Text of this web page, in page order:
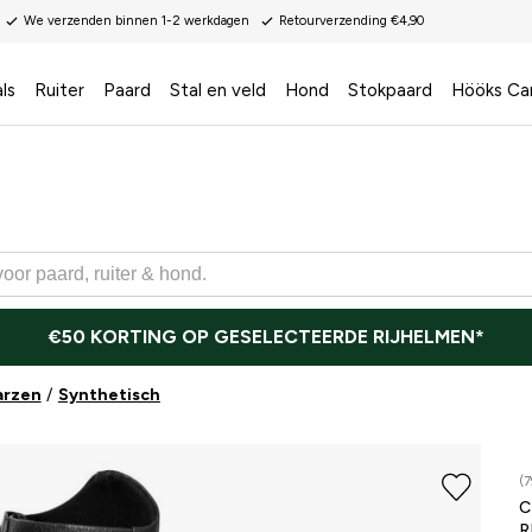
We verzenden binnen 1-2 werkdagen Retourverzending €4,90
Ruiter Paard Stal en veld Hond Stokpaard Hööks
€50 KORTING OP GESELECTEERDE RIJHELMEN*
Synthetisch